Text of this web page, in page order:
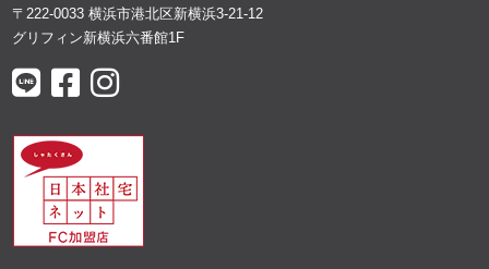
〒222-0033 横浜市港北区新横浜3-21-12
グリフィン新横浜六番館1F